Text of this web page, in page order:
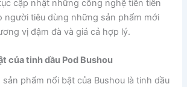
cập nhật những công nghệ tiên tiến
người tiêu dùng những sản phẩm mới
vị đậm đà và giá cả hợp lý.
của tinh dầu Pod Bushou
phẩm nổi bật của Bushou là tinh dầu